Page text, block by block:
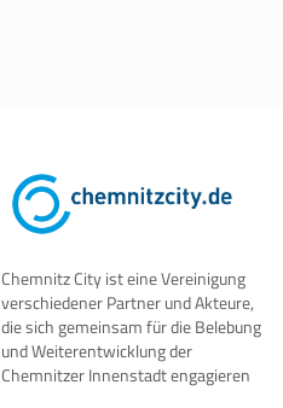
Chemnitz City ist eine Vereinigung
verschiedener Partner und Akteure,
die sich gemeinsam für die Belebung
und Weiterentwicklung der
Chemnitzer Innenstadt engagieren